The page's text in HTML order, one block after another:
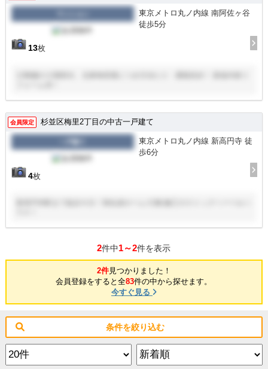
13枚
東京メトロ丸ノ内線 南阿佐ヶ谷
徒歩5分
会員限定 杉並区梅里2丁目の中古一戸建て
4枚
東京メトロ丸ノ内線 新高円寺 徒
歩6分
2件中1～2件を表示
2件見つかりました！
会員登録をすると全83件の中から探せます。
今すぐ見る
条件を絞り込む